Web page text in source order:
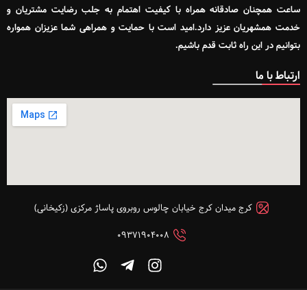
ساعت همچنان صادقانه همراه با کیفیت اهتمام به جلب رضایت مشتریان و
خدمت همشهریان عزیز دارد.امید است با حمایت و همراهی شما عزیزان همواره
بتوانیم در این راه ثابت قدم باشیم.
ارتباط با ما
کرج میدان کرج خیابان چالوس روبروی پاساژ مرکزی (زکیخانی)
۰۹۳۷۱۹۰۴۰۰۸